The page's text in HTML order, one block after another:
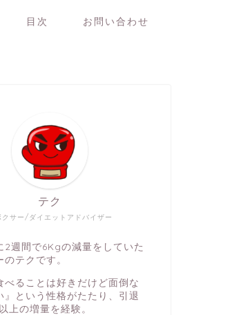
目次 お問い合わせ
クサー/ダイエットアドバイザー
テク
2週間で6Kgの減量をしていた
テクです。
べることは好きだけど面倒な
』という性格がたたり、引退
上の増量を経験。